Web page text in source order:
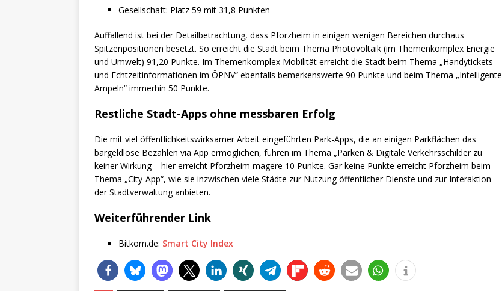
Gesellschaft: Platz 59 mit 31,8 Punkten
Auffallend ist bei der Detailbetrachtung, dass Pforzheim in einigen wenigen Bereichen durchaus
Spitzenpositionen besetzt. So erreicht die Stadt beim Thema Photovoltaik (im Themenkomplex Energie
und Umwelt) 91,20 Punkte. Im Themenkomplex Mobilität erreicht die Stadt beim Thema „Handytickets
und Echtzeitinformationen im ÖPNV“ ebenfalls bemerkenswerte 90 Punkte und beim Thema „Intelligente
Ampeln“ immerhin 50 Punkte.
Restliche Stadt-Apps ohne messbaren Erfolg
Die mit viel öffentlichkeitswirksamer Arbeit eingeführten Park-Apps, die an einigen Parkflächen das
bargeldlose Bezahlen via App ermöglichen, führen im Thema „Parken & Digitale Verkehrsschilder zu
keiner Wirkung – hier erreicht Pforzheim magere 10 Punkte. Gar keine Punkte erreicht Pforzheim beim
Thema „City-App“, wie sie inzwischen viele Städte zur Nutzung öffentlicher Dienste und zur Interaktion
der Stadtverwaltung anbieten.
Weiterführender Link
Bitkom.de: Smart City Index